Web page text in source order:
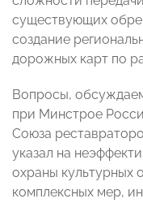
существующих
создание
дорожных карт по
Вопросы,
при Минстрое
Союза
указал на
охраны культурных
комплексных мер,